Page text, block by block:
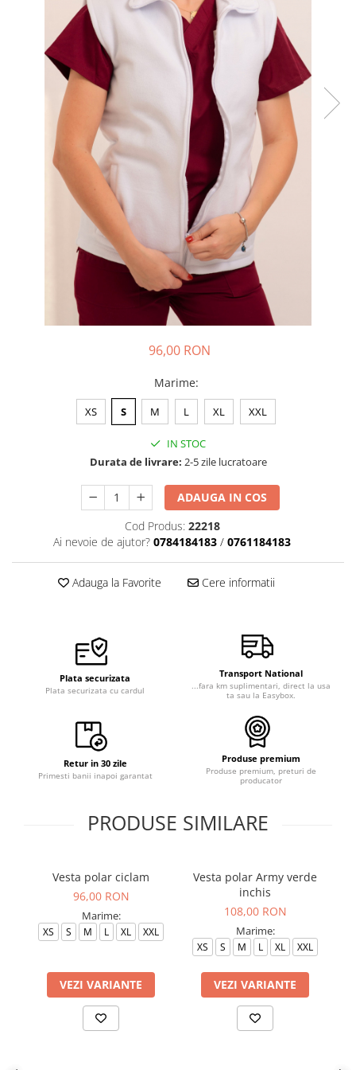
96,00 RON
Marime:
XS S M L XL XXL
IN STOC
Durata de livrare: 2-5 zile lucratoare
ADAUGA IN COS
Cod Produs: 22218
Ai nevoie de ajutor? 0784184183 / 0761184183
Adauga la Favorite Cere informatii
Plata securizata
Plata securizata cu cardul
Transport National
...fara km suplimentari, direct la usa
ta sau la Easybox.
Retur in 30 zile
Primesti banii inapoi garantat
Produse premium
Produse premium, preturi de
producator
PRODUSE SIMILARE
Vesta polar ciclam
96,00 RON
Marime:
XS S M L XL XXL
VEZI VARIANTE
Vesta polar Army verde
inchis
108,00 RON
Marime:
XS S M L XL XXL
VEZI VARIANTE